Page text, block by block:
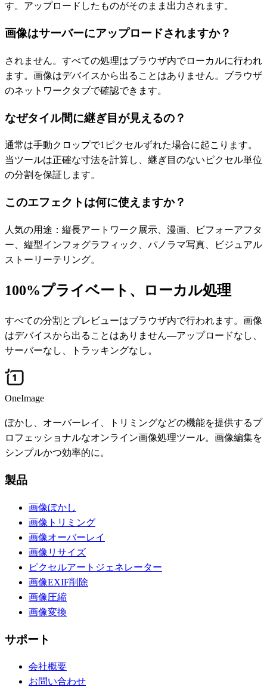
す。アップロードしたものがそのまま出力されます。
画像はサーバーにアップロードされますか？
されません。すべての処理はブラウザ内でローカルに行われ
ます。画像はデバイスから出ることはありません。ブラウザ
のネットワークタブで確認できます。
なぜタイル間に継ぎ目が見えるの？
通常は手動クロップで1ピクセルずれた場合に起こります。
当ツールは正確な寸法を計算し、継ぎ目のないピクセル単位
の分割を保証します。
このエフェクトは何に使えますか？
人気の用途：縦長アートワーク展示、漫画、ビフォーアフタ
ー、縦型インフォグラフィック、パノラマ写真、ビジュアル
ストーリーテリング。
100%プライベート、ローカル処理
すべての分割とプレビューはブラウザ内で行われます。画像
はデバイスから出ることはありません—アップロードなし、
サーバーなし、トラッキングなし。
OneImage
ぼかし、オーバーレイ、トリミングなどの機能を提供するプ
ロフェッショナルなオンライン画像処理ツール。画像編集を
シンプルかつ効率的に。
製品
画像ぼかし
画像トリミング
画像オーバーレイ
画像リサイズ
ピクセルアートジェネレーター
画像EXIF削除
画像圧縮
画像変換
サポート
会社概要
お問い合わせ